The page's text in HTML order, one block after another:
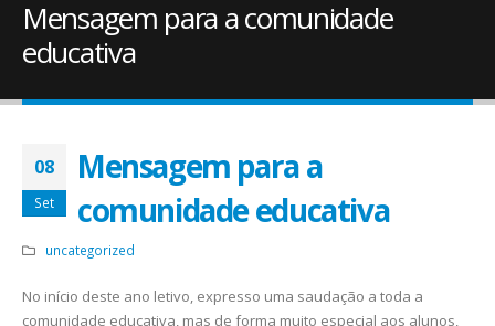
Mensagem para a comunidade
educativa
08
Set
Mensagem para a
comunidade educativa
uncategorized
No início deste ano letivo, expresso uma saudação a toda a
comunidade educativa, mas de forma muito especial aos alunos,